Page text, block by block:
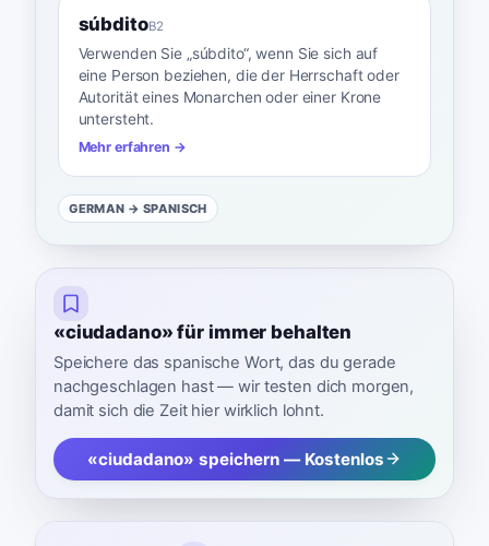
súbditoB2
Verwenden Sie „súbdito“, wenn Sie sich auf
eine Person beziehen, die der Herrschaft oder
Autorität eines Monarchen oder einer Krone
untersteht.
Mehr erfahren →
GERMAN → SPANISCH
«ciudadano» für immer behalten
Speichere das spanische Wort, das du gerade
nachgeschlagen hast — wir testen dich morgen,
damit sich die Zeit hier wirklich lohnt.
«ciudadano» speichern — Kostenlos